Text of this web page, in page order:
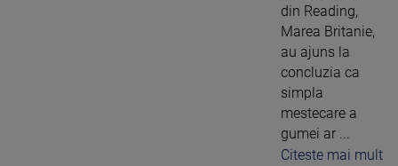
din Reading,
Marea Britanie,
au ajuns la
concluzia ca
simpla
mestecare a
gumei ar ...
Citeste mai mult